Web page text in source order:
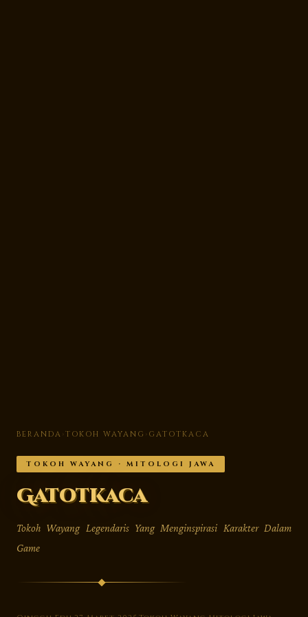
BERANDA ›TOKOH WAYANG › GATOTKACA
TOKOH WAYANG · MITOLOGI JAWA
Gatotkaca
Tokoh Wayang Legendaris Yang Menginspirasi Karakter Dalam
Game